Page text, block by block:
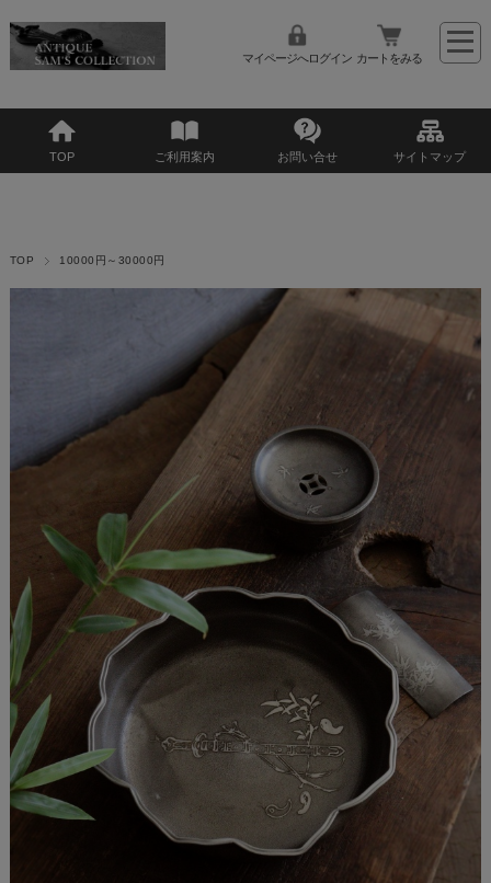
マイページへログイン カートをみる
TOP ご利用案内 お問い合せ サイトマップ
TOP 10000円～30000円